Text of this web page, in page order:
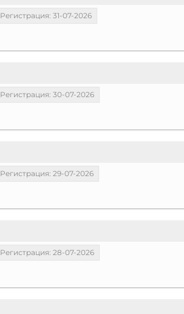
Регистрация: 31-07-2026
Регистрация: 30-07-2026
Регистрация: 29-07-2026
Регистрация: 28-07-2026